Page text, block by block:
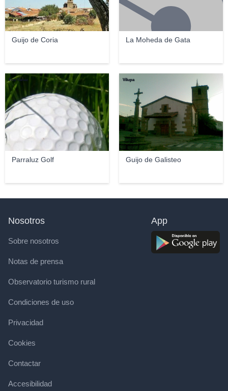
Guijo de Coria La Moheda de Gata
Parraluz Golf
Emi Yañez
Guijo de Galisteo
Vilupa
Nosotros
Sobre nosotros
Notas de prensa
Observatorio turismo rural
Condiciones de uso
Privacidad
Cookies
Contactar
Accesibilidad
App